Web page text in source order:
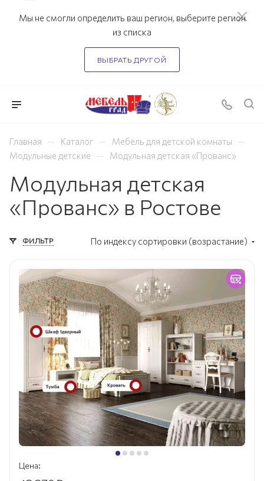
Мы не смогли определить ваш регион, выберите регион
из списка
ВЫБРАТЬ ДРУГОЙ
Главная — Каталог — Мебель для детской комнаты —
Модульные детские — Модульная детская «Прованс»
Модульная детская
«Прованс» в Ростове
ФИЛЬТР По индексу сортировки (возрастание)
Цена: